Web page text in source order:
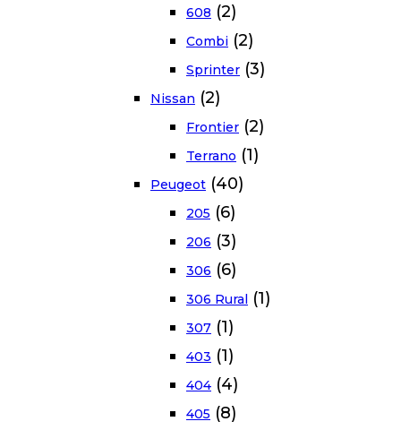
608 (2)
Combi (2)
Sprinter (3)
Nissan (2)
Frontier (2)
Terrano (1)
Peugeot (40)
205 (6)
206 (3)
306 (6)
306 Rural (1)
307 (1)
403 (1)
404 (4)
405 (8)